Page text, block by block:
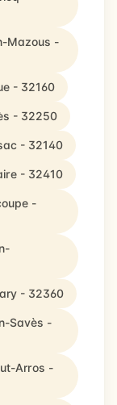
Mazous -
- 32160
- 32250
- 32140
- 32410
-
- 32360
Savès -
Arros -